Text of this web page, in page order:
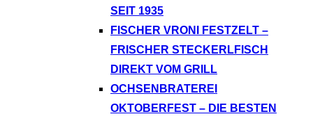
SEIT 1935
FISCHER VRONI FESTZELT –
FRISCHER STECKERLFISCH
DIREKT VOM GRILL
OCHSENBRATEREI
OKTOBERFEST – DIE BESTEN